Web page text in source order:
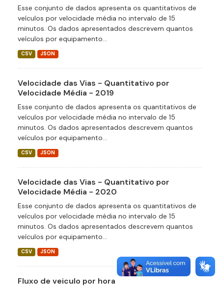
Esse conjunto de dados apresenta os quantitativos de
veículos por velocidade média no intervalo de 15
minutos. Os dados apresentados descrevem quantos
veículos por equipamento...
CSV JSON
Velocidade das Vias - Quantitativo por
Velocidade Média - 2019
Esse conjunto de dados apresenta os quantitativos de
veículos por velocidade média no intervalo de 15
minutos. Os dados apresentados descrevem quantos
veículos por equipamento...
CSV JSON
Velocidade das Vias - Quantitativo por
Velocidade Média - 2020
Esse conjunto de dados apresenta os quantitativos de
veículos por velocidade média no intervalo de 15
minutos. Os dados apresentados descrevem quantos
veículos por equipamento...
CSV JSON
Fluxo de veiculo por hora